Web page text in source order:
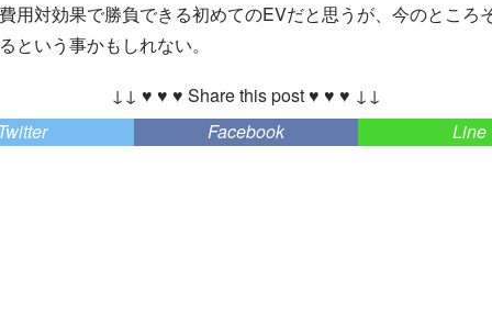
用対効果で勝負できる初めてのEVだと思うが、今のところ
という事かもしれない。
↓↓ ♥ ♥ ♥ Share this post ♥ ♥ ♥ ↓↓
Facebook Line